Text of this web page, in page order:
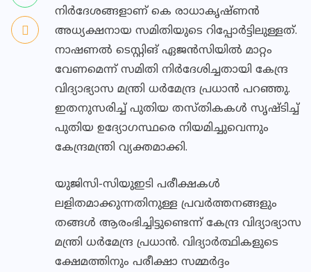
നിർദേശങ്ങളാണ് കെ രാധാകൃഷ്ണൻ
അധ്യക്ഷനായ സമിതിയുടെ റിപ്പോർട്ടിലുള്ളത്.
നാഷണൽ ടെസ്റ്റിങ് ഏജൻസിയിൽ മാറ്റം
വേണമെന്ന് സമിതി നിർദേശിച്ചതായി കേന്ദ്ര
വിദ്യാഭ്യാസ മന്ത്രി ധർമേന്ദ്ര പ്രധാൻ പറഞ്ഞു.
ഇതനുസരിച്ച് പുതിയ തസ്തികകൾ സൃഷ്ടിച്ച്
പുതിയ ഉദ്യോഗസ്ഥരെ നിയമിച്ചുവെന്നും
കേന്ദ്രമന്ത്രി വ്യക്തമാക്കി.
യുജിസി-സിയുഇടി പരീക്ഷകൾ
ലളിതമാക്കുന്നതിനുള്ള പ്രവർത്തനങ്ങളും
തങ്ങൾ ആരംഭിച്ചിട്ടുണ്ടെന്ന് കേന്ദ്ര വിദ്യാഭ്യാസ
മന്ത്രി ധർമേന്ദ്ര പ്രധാൻ. വിദ്യാർത്ഥികളുടെ
ക്ഷേമത്തിനും പരീക്ഷാ സമ്മർദ്ദം